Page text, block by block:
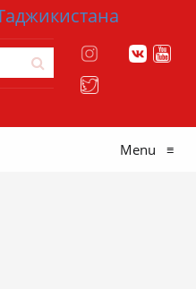
Menu ≡